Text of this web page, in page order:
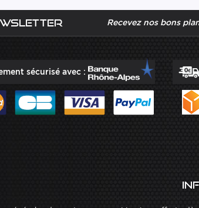
Recevez nos bons
sécurisé avec :